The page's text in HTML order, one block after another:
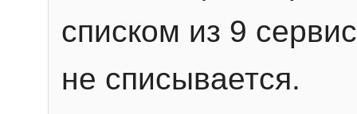
списком из 9
не списывается.